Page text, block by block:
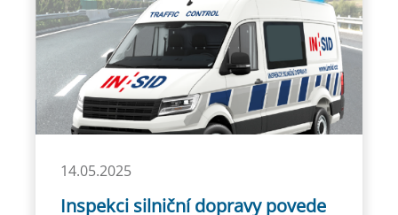
14.05.2025
Inspekci silniční dopravy povede